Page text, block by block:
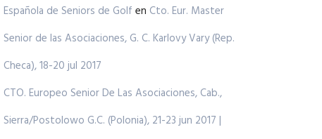
Española de Seniors de Golf en Cto. Eur. Master
Senior de las Asociaciones, G. C. Karlovy Vary (Rep.
Checa), 18-20 jul 2017
CTO. Europeo Senior De Las Asociaciones, Cab.,
Sierra/Postolowo G.C. (Polonia), 21-23 jun 2017 |